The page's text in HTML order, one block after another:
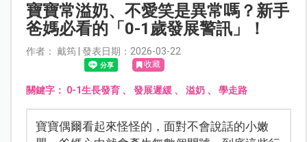
寶寶常溢奶、不愛笑是異常嗎？新手
爸媽必看的「0-1歲發展警訊」！
作者： 戴筠 | 發表日期：2026-03-22
收藏
關鍵字： 0-1生長發育、 發展遲緩、 溢奶、 學走路
寶寶偶爾看起來怪怪的，面對不會說話的小嫩